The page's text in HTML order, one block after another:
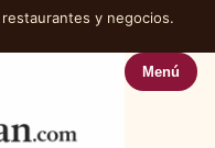
y negocios.
Menú